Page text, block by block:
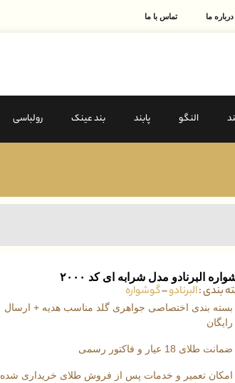
درباره ما تماس با ما
النگو پابند بند عینک رولباسی
البرنادو مدل شرابه ای کد ۲۰۰۰
بندی :البرنادو–گوشواره
بسته بندی اختصاصی جواهری گلد مناسب هدیه + ارسال
رایگان
ضمانت طلای 18 عیار و فاکتور رسمی
امکان تعمیر و خدمات پس از فروش طلای خریداری شده